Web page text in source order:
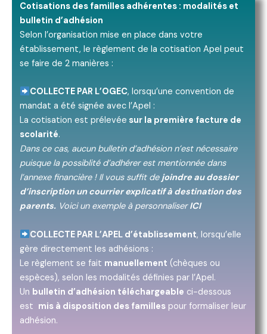
Cotisations des familles adhérentes : modalités et
bulletin d’adhésion
Selon l’organisation mise en place dans votre
établissement, le règlement de la cotisation Apel peut
se faire de 2 manières :
COLLECTE PAR L’OGEC, lorsqu’une convention de
mandat a été signée avec l’Apel :
La cotisation est prélevée sur la première facture de
scolarité.
Dans ce cas, aucun bulletin d’adhésion n’est nécessaire
puisque la possiblité d’adhérer est mentionnée dans
l’annexe financière! Il vous suffit de joindre au dossier
d’inscription un courrier explicatif à destination des
parents. Voici un exemple à personnaliserICI
COLLECTE PAR L’APEL d’établissement, lorsqu’elle
gère directement les adhésions :
Le règlement se fait manuellement (chèques ou
espèces), selon les modalités définies par l’Apel.
Un bulletin d’adhésion téléchargeable ci-dessous
est mis à disposition des familles pour formaliser leur
adhésion.